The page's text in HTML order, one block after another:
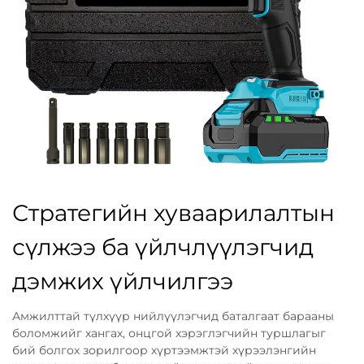
Стратегийн хуваарилалтын
сүлжээ ба үйлчлүүлэгчид
дэмжих үйлчилгээ
Амжилттай түлхүүр нийлүүлэгчид баталгаат барааны
боломжийг хангах, онцгой хэрэглэгчийн туршлагыг
бий болгох зорилгоор хүртээмжтэй хүрээлэнгийн